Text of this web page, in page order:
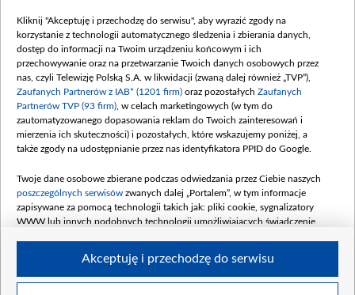
(wpłata wrzesień 100 mln, październik 350
mln, listopad 265 mln)
Dofinansowanie 48 862 000,00 PLN
Data podpisania umowy: GRUDZIEŃ 2025
(wpłata grudzień 60,548 mln)
Dofinansowanie 900 000 000,00 PLN
Data podpisania umowy: LUTY 2026 (wpłata
kwiecień 180 mln, 7 maja 180 mln, 8
czerwca 90 mln)
Dofinansowanie 250 000 000,00 PLN
4 sierpnia 250 mln
Kliknij "Akceptuję i przechodzę do serwisu", aby wyrazić zgody na
korzystanie z technologii automatycznego śledzenia i zbierania danych,
dostęp do informacji na Twoim urządzeniu końcowym i ich
przechowywanie oraz na przetwarzanie Twoich danych osobowych przez
nas, czyli Telewizję Polską S.A. w likwidacji (zwaną dalej również „TVP”),
Zaufanych Partnerów z IAB* (1201 firm) oraz pozostałych Zaufanych
Partnerów TVP (93 firm) , w celach marketingowych (w tym do
zautomatyzowanego dopasowania reklam do Twoich zainteresowań i
mierzenia ich skuteczności) i pozostałych, które wskazujemy poniżej, a
także zgody na udostępnianie przez nas identyfikatora PPID do Google.
Twoje dane osobowe zbierane podczas odwiedzania przez Ciebie naszych
poszczególnych serwisów zwanych dalej „Portalem”, w tym informacje
zapisywane za pomocą technologii takich jak: pliki cookie, sygnalizatory
WWW lub innych podobnych technologii umożliwiających świadczenie
Akceptuję i przechodzę do serwisu